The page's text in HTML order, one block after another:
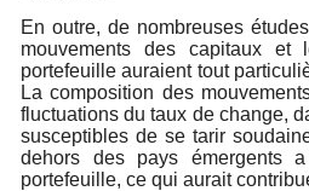
En outre, de nombreuses
mouvements des capitaux
portefeuille auraient tout
La composition des
fluctuations du taux de change,
susceptibles de se tarir
dehors des pays émergents
portefeuille, ce qui aurait